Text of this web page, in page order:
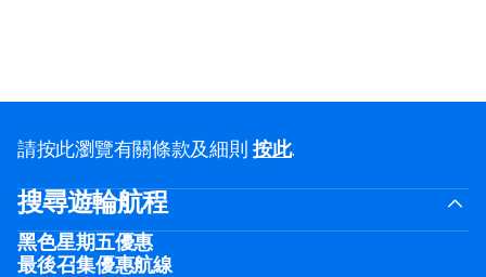
請按此瀏覽有關條款及細則按此.
搜尋遊輪航程
黑色星期五優惠
最後召集優惠航線